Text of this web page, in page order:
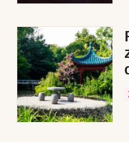
Artistes en tournée
Actus à Val de Briey
Magazine à Val de